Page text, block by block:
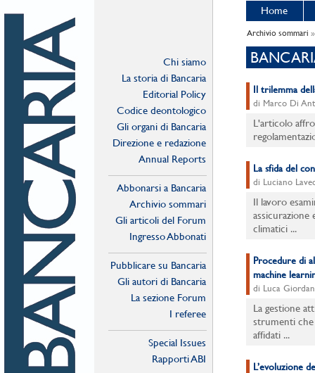
Chi siamo
La storia di Bancaria
Editorial Policy
Codice deontologico
Gli organi di Bancaria
Direzione e redazione
Annual Reports
Abbonarsi a Bancaria
Archivio sommari
Gli articoli del Forum
Ingresso Abbonati
Pubblicare su Bancaria
Gli autori di Bancaria
La sezione Forum
I referee
Special Issues
Rapporti ABI
Home
Archivio sommari
Il trilemma
di Marco Di
L'articolo
La sfida del
di Luciano
Il lavoro
assicurazione
climatici ...
Procedure di
machine
di Luca
La gestione
strumenti
affidati ...
L’evoluzione